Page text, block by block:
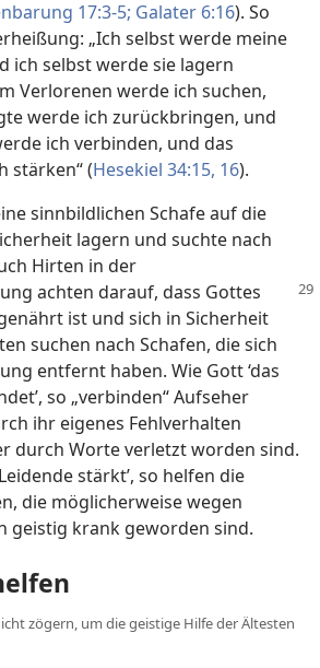
17:3-5; Galater 6:16). So
„Ich selbst werde meine
ich selbst werde sie lagern
Verlorenen werde ich suchen,
werde ich zurückbringen, und
ich verbinden, und das
stärken“ (Hesekiel 34:15, 16).
sinnbildlichen Schafe auf die
lagern und suchte nach
Hirten in der
achten darauf, dass Gottes
ist und sich in Sicherheit
suchen nach Schafen, die sich
entfernt haben. Wie Gott ‘das
so „verbinden“ Aufseher
ihr eigenes Fehlverhalten
durch Worte verletzt worden sind.
stärkt’, so helfen die
die möglicherweise wegen
geistig krank geworden sind.
zögern, um die geistige Hilfe der Ältesten